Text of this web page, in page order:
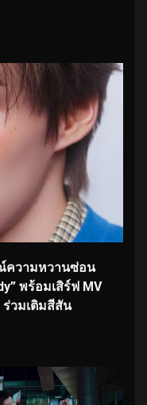
ณ์ความหวานซ่อน
พร้อมเสิร์ฟ MV
ร่วมเติมสีสัน